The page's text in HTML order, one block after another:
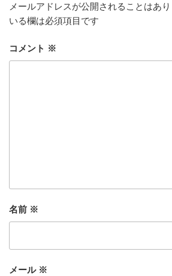
メールアドレスが公開されることはあり
いる欄は必須項目です
コメント ※
名前 ※
メール ※